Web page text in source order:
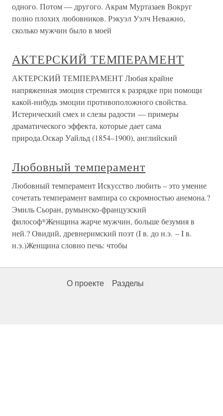
одного. Потом — другого. Акрам Муртазаев Вокруг
полно плохих любовников. Рэкуэл Уэлч Неважно,
сколько мужчин было в моей
АКТЕРСКИЙ ТЕМПЕРАМЕНТ
АКТЕРСКИЙ ТЕМПЕРАМЕНТ Любая крайне
напряженная эмоция стремится к разрядке при помощи
какой-нибудь эмоции противоположного свойства.
Истерический смех и слезы радости — примеры
драматического эффекта, которые дает сама
природа.Оскар Уайльд (1854–1900), английский
Любовный темперамент
Любовный темперамент Искусство любить – это умение
сочетать темперамент вампира со скромностью анемона.?
Эмиль Сьоран, румынско-французский
философ*Женщина жарче мужчин, больше безумия в
ней.? Овидий, древнеримский поэт (I в. до н.э. – I в.
н.э.)Женщина словно печь: чтобы
О проекте Разделы